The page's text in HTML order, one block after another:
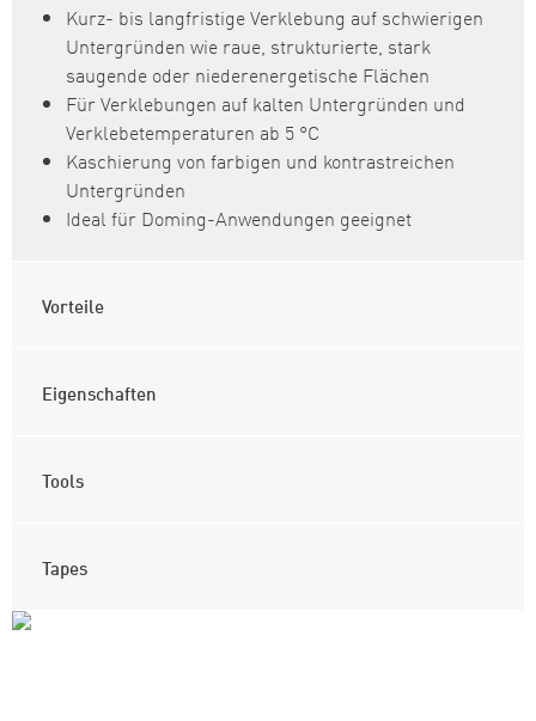
Kurz- bis langfristige Verklebung auf schwierigen
Untergründen wie raue, strukturierte, stark
saugende oder niederenergetische Flächen
Für Verklebungen auf kalten Untergründen und
Verklebetemperaturen ab 5 °C
Kaschierung von farbigen und kontrastreichen
Untergründen
Ideal für Doming-Anwendungen geeignet
Vorteile
Eigenschaften
Tools
Tapes